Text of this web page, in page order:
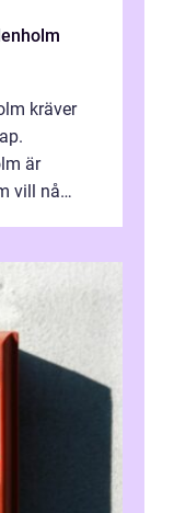
kräver
är
vill nå